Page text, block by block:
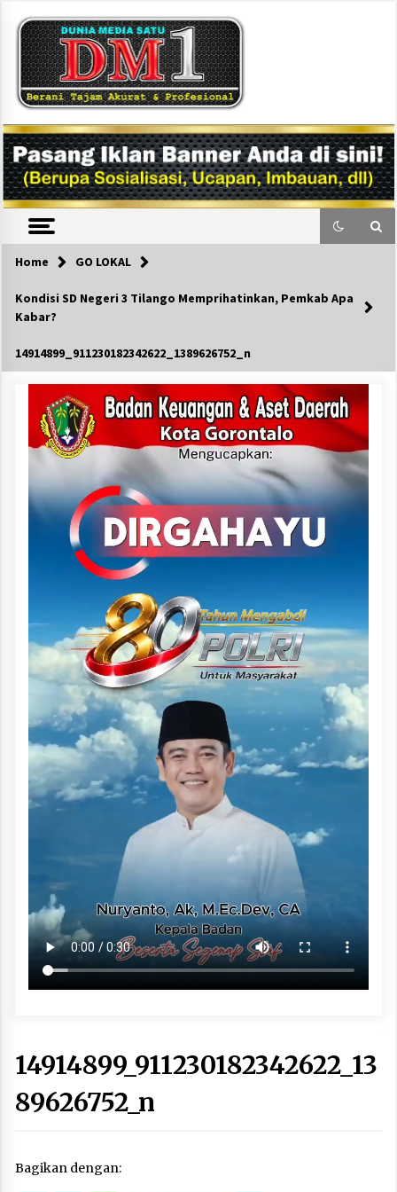
content
DM1
Home GO LOKAL
Kondisi SD Negeri 3 Tilango Memprihatinkan, Pemkab Apa
Kabar?
14914899_911230182342622_1389626752_n
14914899_911230182342622_13
89626752_n
Bagikan dengan: